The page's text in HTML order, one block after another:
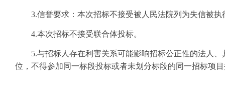
3.信誉要求：本次招标不接受被人民法院列为失信被执
4.本次招标不接受联合体投标。
5.与招标人存在利害关系可能影响招标公正性的法人
位，不得参加同一标段投标或者未划分标段的同一招标项